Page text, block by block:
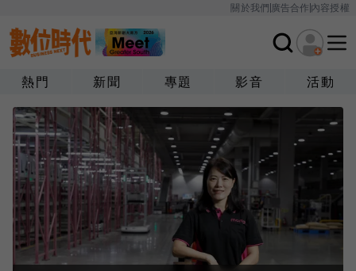
關於我們廣告合作內容授權
熱門 新聞 專題 影音 活動